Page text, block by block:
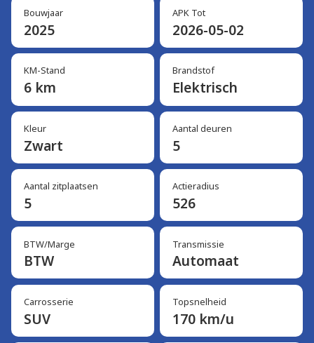
Bouwjaar
2025
APK Tot
2026-05-02
KM-Stand
6 km
Brandstof
Elektrisch
Kleur
Zwart
Aantal deuren
5
Aantal zitplaatsen
5
Actieradius
526
BTW/Marge
BTW
Transmissie
Automaat
Carrosserie
SUV
Topsnelheid
170 km/u